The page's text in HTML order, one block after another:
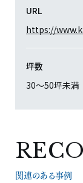
URL
https://
坪数
30〜50坪未満
関連のある事例